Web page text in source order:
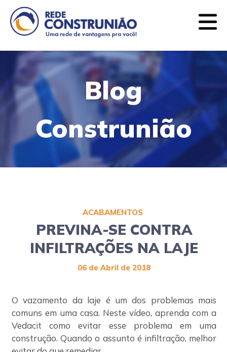
Quem somos
Lojas
Contato
CATEGORIAS
Argamassas e Rejuntes
Balcões de Banheiro
Ferramentas
Impermeabilizantes
Jardinagem
Louças Sanitárias
Materiais de Construção
Materiais Hidráulicos
Metais
Pisos e Revestimentos
Blog
Construnião
ACABAMENTOS
PREVINA-SE CONTRA
INFILTRAÇÕES NA LAJE
06 de Abril de 2018
O vazamento da laje é um dos problemas mais
comuns em uma casa. Neste vídeo, aprenda com a
Vedacit como evitar esse problema em uma
construção. Quando o assunto é infiltração, melhor